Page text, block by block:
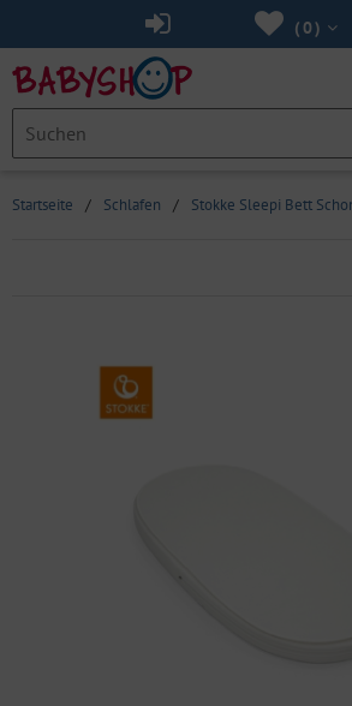
(0 )
Startseite / Schlafen / Stokke Sleepi Bett